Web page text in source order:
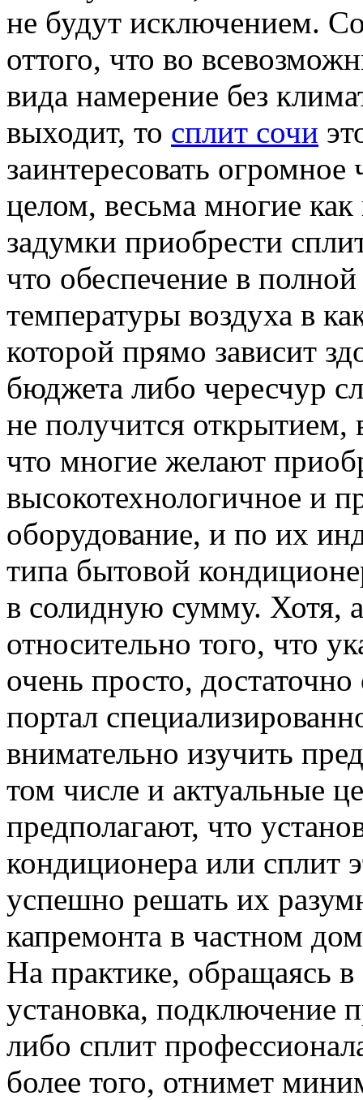
не будут исключением.
оттого, что во
вида намерение без
выходит, то сплит сочи
заинтересовать
целом, весьма многие
задумки приобрести
что обеспечение в
температуры воздуха в
которой прямо зависит
бюджета либо чересчур
не получится открытием,
что многие желают
высокотехнологичное и
оборудование, и по их
типа бытовой
в солидную сумму. Хотя,
относительно того, что
очень просто,
портал
внимательно изучить
том числе и актуальные
предполагают, что
кондиционера или сплит
успешно решать их
капремонта в частном
На практике, обращаясь
установка, подключение
либо сплит
более того, отнимет